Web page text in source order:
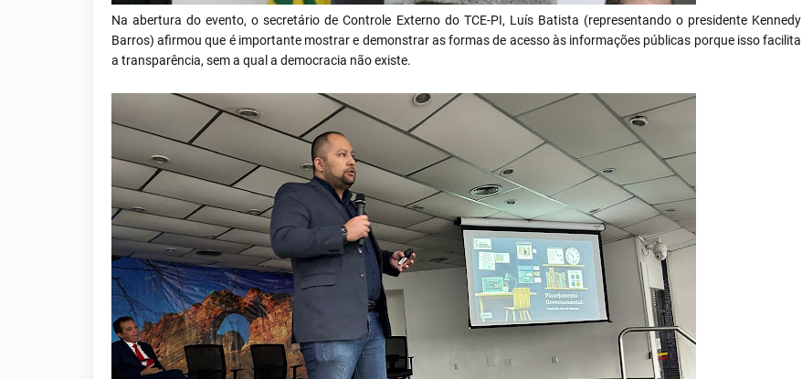
Na abertura do evento, o secretário de Controle Externo do TCE-PI, Luís Batista (representando o presidente Kennedy
Barros) afirmou que é importante mostrar e demonstrar as formas de acesso às informações públicas porque isso facilita
a transparência, sem a qual a democracia não existe.